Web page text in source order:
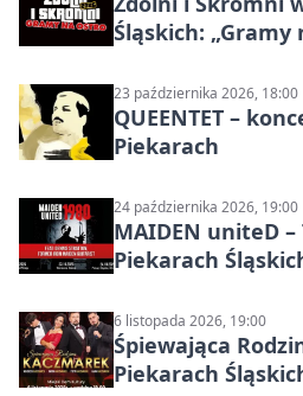
Śląskich:
23 października 2026, 18:00
QUEENTET –
Piekarach
24 października 2026, 19:00
MAIDEN uniteD –
Piekarach
6 listopada 2026, 19:00
Śpiewająca
Piekarach